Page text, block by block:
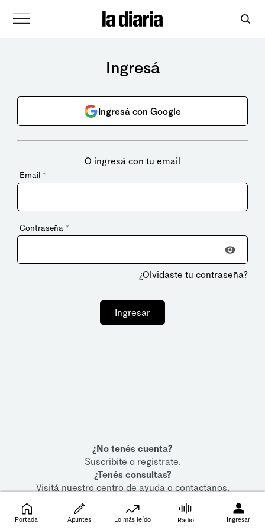
Ingresá
Ingresá con Google
O ingresá con tu email
Email *
Contraseña *
¿Olvidaste tu contraseña?
Ingresar
¿No tenés cuenta?
Suscribite o registrate.
¿Tenés consultas?
Visitá nuestrocentro de ayudaocontactanos.
Portada Apuntes Lo más leído Radio Ingresar